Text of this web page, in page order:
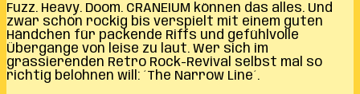
Fuzz. Heavy. Doom. CRANEIUM können das alles. Und
zwar schön rockig bis verspielt mit einem guten
Händchen für packende Riffs und gefühlvolle
Übergange von leise zu laut. Wer sich im
grassierenden Retro Rock-Revival selbst mal so
richtig belohnen will: ´The Narrow Line´.